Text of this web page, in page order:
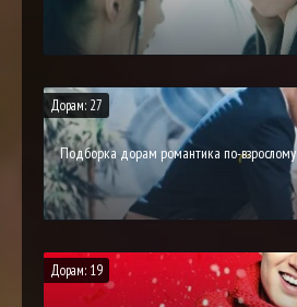
Дорам: 27
Подборка дорам романтика по-взрослому
Дорам: 19